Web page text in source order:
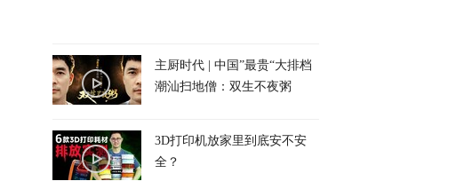
主厨时代 | 中国”最贵“大排档
潮汕扫地僧：双生不夜粥
3D打印机放家里到底安不安
全？